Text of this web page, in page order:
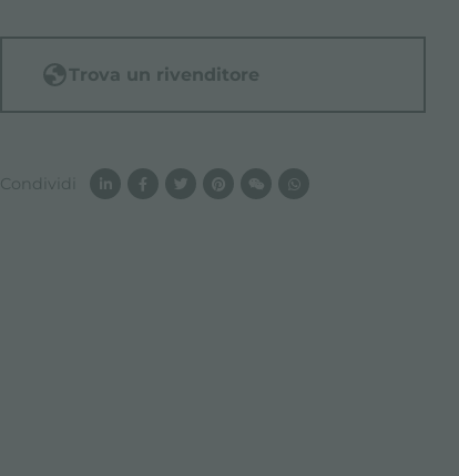
Trova un rivenditore
Condividi